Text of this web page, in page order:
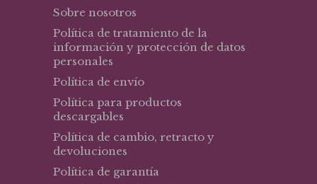
Sobre nosotros
Política de tratamiento de la
información y protección de datos
personales
Política de envío
Política para productos
descargables
Política de cambio, retracto y
devoluciones
Política de garantía